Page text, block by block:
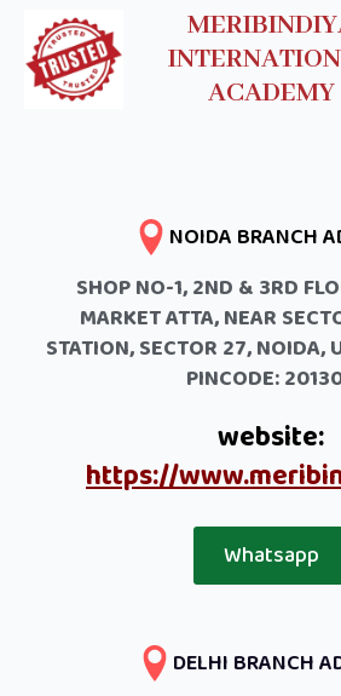
ACADEMY
NOIDA BRANCH
SHOP NO-1, 2ND & 3RD
MARKET ATTA, NEAR
STATION, SECTOR 27, NOIDA,
PINCODE:
website:
https://
Whatsapp
DELHI BRANCH